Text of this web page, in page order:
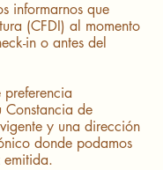
informarnos que
(CFDI) al momento
in o antes del
Constancia de
y una dirección
donde podamos
emitida.